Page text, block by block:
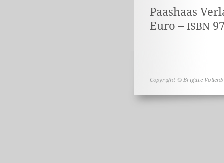
Paashaas
Euro – ISBN
Copyright © Brigitte